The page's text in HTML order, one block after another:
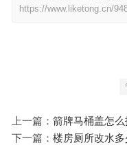
https://www.liketong.cn/
上一篇： 箭牌马桶盖怎
下一篇： 楼房厕所改水多